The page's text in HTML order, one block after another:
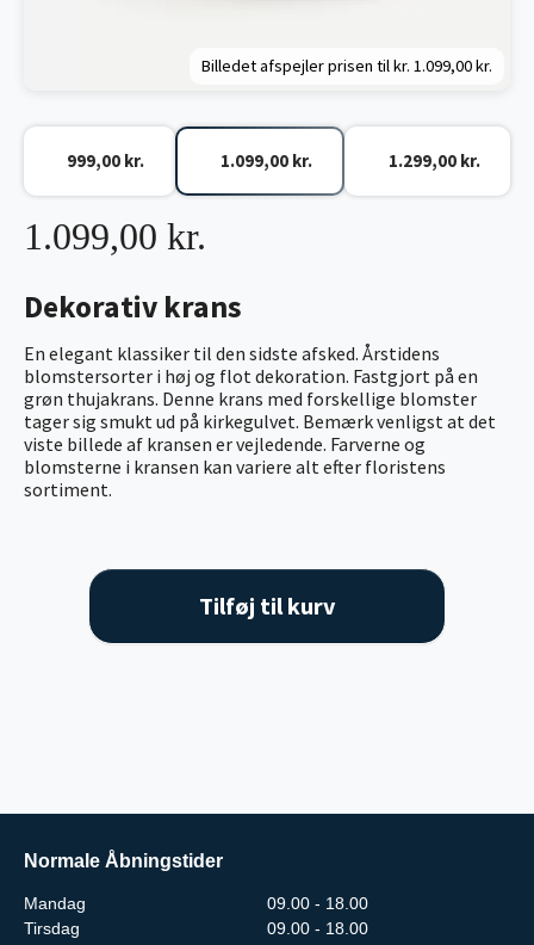
Billedet afspejler prisen til kr. 1.099,00 kr.
Dekorativ krans
En elegant klassiker til den sidste afsked. Årstidens
blomstersorter i høj og flot dekoration. Fastgjort på en
grøn thujakrans. Denne krans med forskellige blomster
tager sig smukt ud på kirkegulvet. Bemærk venligst at det
viste billede af kransen er vejledende. Farverne og
blomsterne i kransen kan variere alt efter floristens
sortiment.
1.099,00 kr.
999,00 kr. 1.099,00 kr. 1.299,00 kr.
Tilføj til kurv
Normale Åbningstider
Mandag
09.00 - 18.00
Tirsdag
09.00 - 18.00